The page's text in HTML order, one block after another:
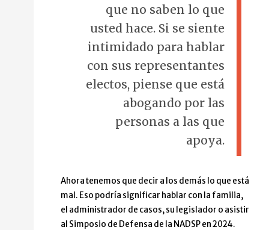
que no saben lo que
usted hace. Si se siente
intimidado para hablar
con sus representantes
electos, piense que está
abogando por las
personas a las que
apoya.
Ahora tenemos que decir a los demás lo que está
mal. Eso podría significar hablar con la familia,
el administrador de casos, su legislador o asistir
al Simposio de Defensa de la NADSP en 2024.